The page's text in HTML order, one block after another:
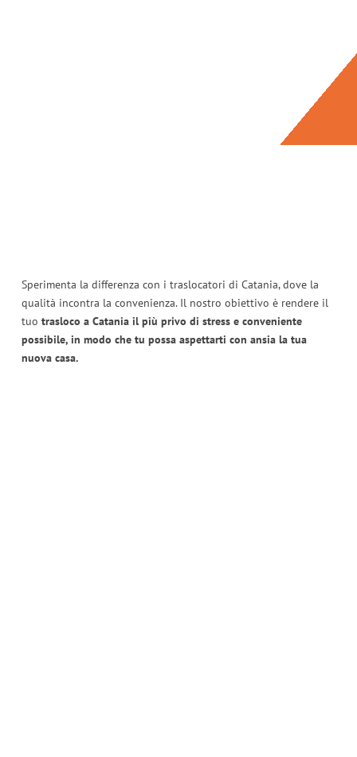
Sperimenta la differenza con i traslocatori di Catania, dove la
qualità incontra la convenienza. Il nostro obiettivo è rendere il
tuo trasloco a Catania il più privo di stress e conveniente
possibile, in modo che tu possa aspettarti con ansia la tua
nuova casa.